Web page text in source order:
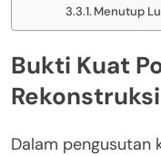
Menutup
Bukti Kuat
Dalam pengusutan